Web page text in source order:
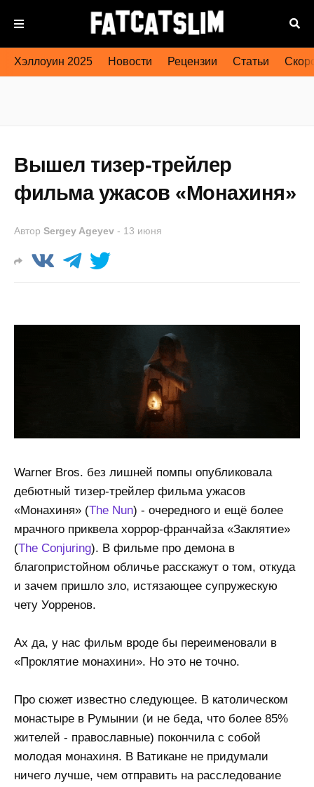
Хэллоуин 2025 Новости Рецензии Статьи
Вышел тизер-трейлер
фильма ужасов «Монахиня»
Автор Sergey Ageyev - 13 июня
Warner Bros. без лишней помпы опубликовала
дебютный тизер-трейлер фильма ужасов
«Монахиня» (The Nun) - очередного и ещё более
мрачного приквела хоррор-франчайза «Заклятие»
(The Conjuring). В фильме про демона в
благопристойном обличье расскажут о том, откуда
и зачем пришло зло, истязающее супружескую
чету Уорренов.
Ах да, у нас фильм вроде бы переименовали в
«Проклятие монахини». Но это не точно.
Про сюжет известно следующее. В католическом
монастыре в Румынии (и не беда, что более 85%
жителей - православные) покончила с собой
молодая монахиня. В Ватикане не придумали
ничего лучше, чем отправить на расследование